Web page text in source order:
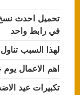
في رابط واحد
لهذا السبب
اهم الاعمال
تكبيرات عيد